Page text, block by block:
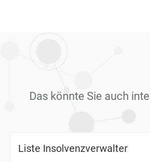
Das könnte Sie auch
Liste Insolvenzverwalter